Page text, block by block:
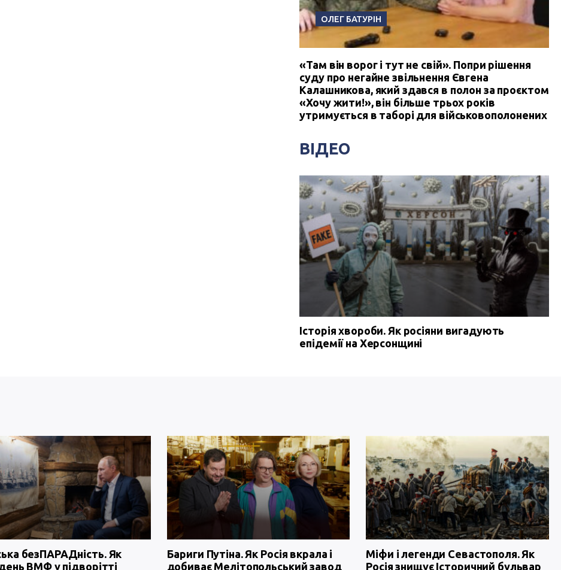
ОЛЕГ БАТУРІН
«Там він ворог і тут не свій». Попри рішення
суду про негайне звільнення Євгена
Калашникова, який здався в полон за проєктом
«Хочу жити!», він більше трьох років
утримується в таборі для військовополонених
ВІДЕО
Історія хвороби. Як росіяни вигадують
епідемії на Херсонщині
безПАРАДність. Як
ВМФ у підворітті
Бариги Путіна. Як Росія вкрала і
добиває Мелітопольський завод
Міфи і легенди Севастополя. Як
Росія знищує Історичний бульвар